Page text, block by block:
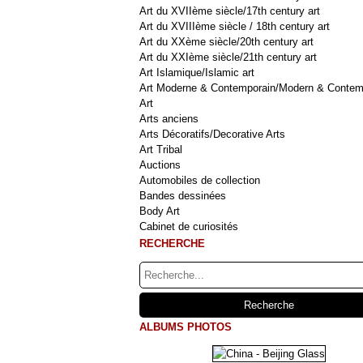
Art du XVIIème siècle/17th century art
Art du XVIIIème siècle / 18th century art
Art du XXème siècle/20th century art
Art du XXIème siècle/21th century art
Art Islamique/Islamic art
Art Moderne & Contemporain/Modern &
Art
Arts anciens
Arts Décoratifs/Decorative Arts
Art Tribal
Auctions
Automobiles de collection
Bandes dessinées
Body Art
Cabinet de curiosités
RECHERCHE
ALBUMS PHOTOS